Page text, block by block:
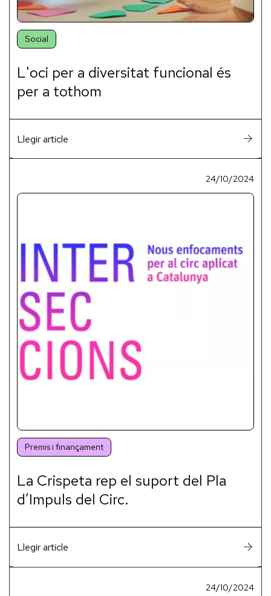
Social
L'oci per a diversitat funcional és
per a tothom
Llegir article
24/10/2024
Premis i finançament
La Crispeta rep el suport del Pla
d’Impuls del Circ.
Llegir article
24/10/2024